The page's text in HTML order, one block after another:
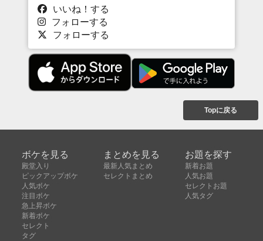
いいね！する
フォローする
フォローする
Topに戻る
ボケを見る
殿堂入り
ピックアップボケ
人気ボケ
注目ボケ
急上昇ボケ
新着ボケ
セレクト
タグ
まとめを見る
最新人気まとめ
セレクトまとめ
お題を探す
新着お題
人気お題
セレクトお題
人気タグ